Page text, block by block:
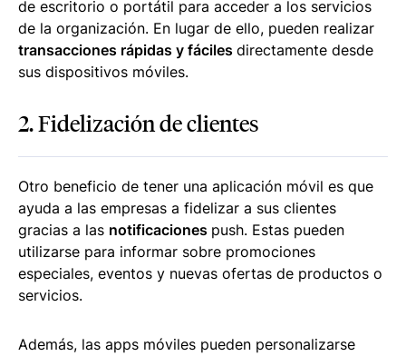
de escritorio o portátil para acceder a los servicios
de la organización. En lugar de ello, pueden realizar
transacciones rápidas y fáciles directamente desde
sus dispositivos móviles.
2. Fidelización de clientes
Otro beneficio de tener una aplicación móvil es que
ayuda a las empresas a fidelizar a sus clientes
gracias a las notificaciones push. Estas pueden
utilizarse para informar sobre promociones
especiales, eventos y nuevas ofertas de productos o
servicios.
Además, las apps móviles pueden personalizarse